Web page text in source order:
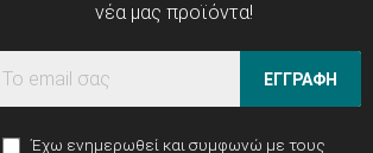
νέα μας προϊόντα!
ΕΓΓΡΑΦΗ
Έχω ενημερωθεί και συμφωνώ με τους